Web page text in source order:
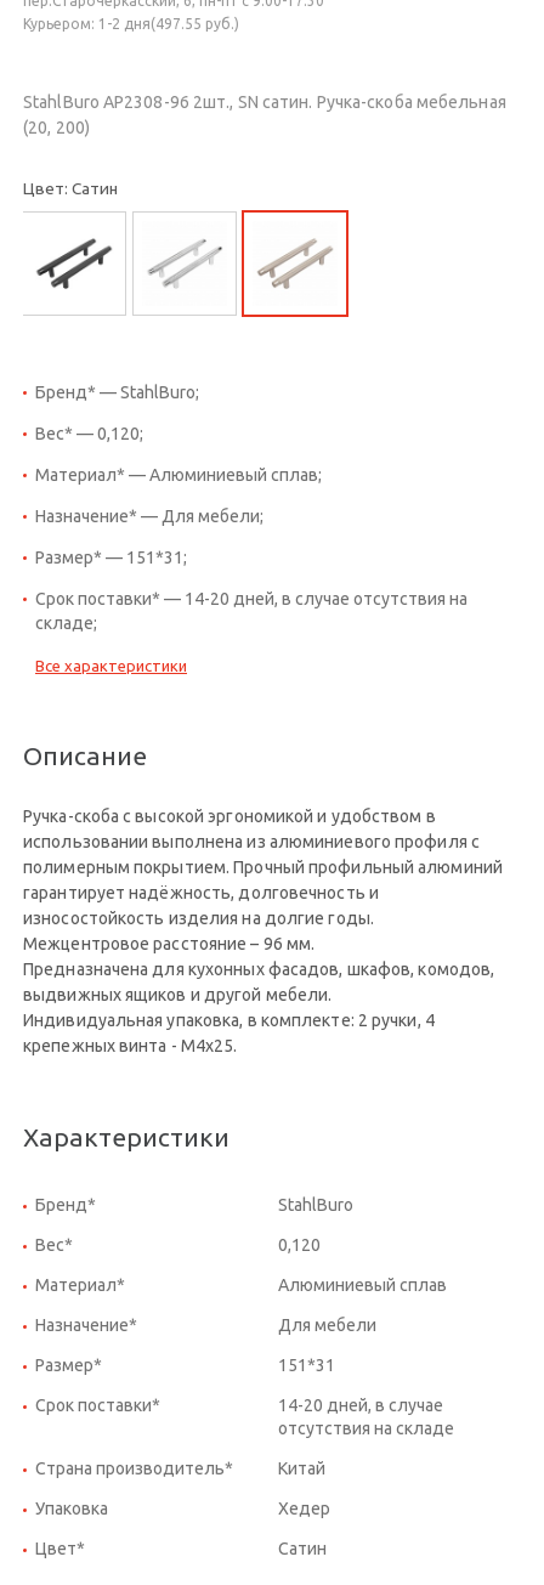
Курьером: 1-2 дня(497.55 руб.)
StahlBuro AP2308-96 2шт., SN сатин. Ручка-скоба мебельная
(20, 200)
Цвет: Сатин
Бренд* — StahlBuro;
Вес* — 0,120;
Материал* — Алюминиевый сплав;
Назначение* — Для мебели;
Размер* — 151*31;
Срок поставки* — 14-20 дней, в случае отсутствия на
складе;
Все характеристики
Описание
Ручка-скоба с высокой эргономикой и удобством в
использовании выполнена из алюминиевого профиля с
полимерным покрытием. Прочный профильный алюминий
гарантирует надёжность, долговечность и
износостойкость изделия на долгие годы.
Межцентровое расстояние – 96 мм.
Предназначена для кухонных фасадов, шкафов, комодов,
выдвижных ящиков и другой мебели.
Индивидуальная упаковка, в комплекте: 2 ручки, 4
крепежных винта - М4х25.
Характеристики
Бренд* StahlBuro
Вес* 0,120
Материал* Алюминиевый сплав
Назначение* Для мебели
Размер* 151*31
Срок поставки*
14-20 дней, в случае
отсутствия на складе
Страна производитель* Китай
Упаковка Хедер
Цвет* Сатин